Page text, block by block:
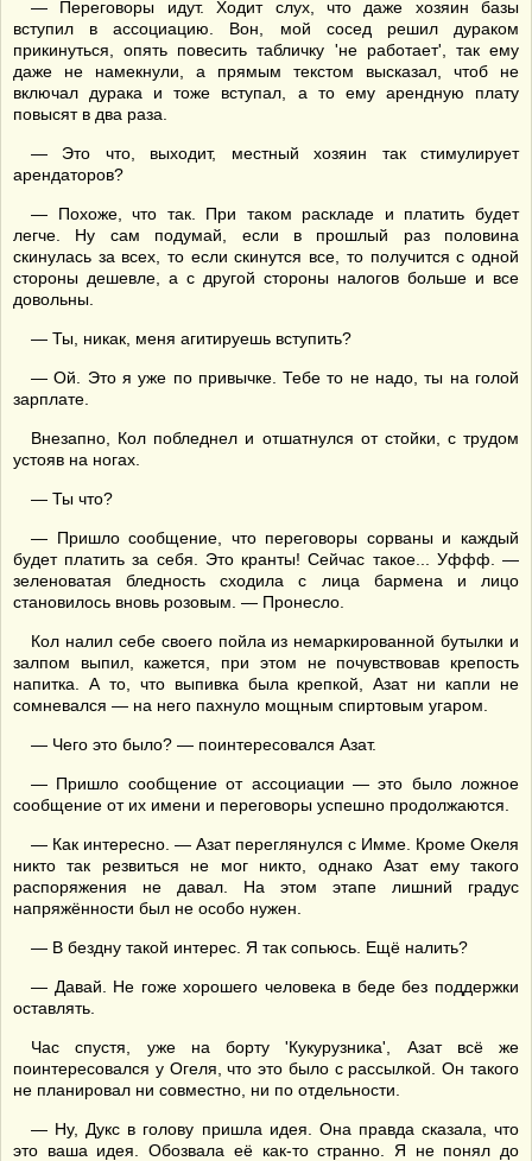
— Переговоры идут. Ходит слух, что даже хозяин базы
вступил в ассоциацию. Вон, мой сосед решил дураком
прикинуться, опять повесить табличку 'не работает', так ему
даже не намекнули, а прямым текстом высказал, чтоб не
включал дурака и тоже вступал, а то ему арендную плату
повысят в два раза.
— Это что, выходит, местный хозяин так стимулирует
арендаторов?
— Похоже, что так. При таком раскладе и платить будет
легче. Ну сам подумай, если в прошлый раз половина
скинулась за всех, то если скинутся все, то получится с одной
стороны дешевле, а с другой стороны налогов больше и все
довольны.
— Ты, никак, меня агитируешь вступить?
— Ой. Это я уже по привычке. Тебе то не надо, ты на голой
зарплате.
Внезапно, Кол побледнел и отшатнулся от стойки, с трудом
устояв на ногах.
— Ты что?
— Пришло сообщение, что переговоры сорваны и каждый
будет платить за себя. Это кранты! Сейчас такое... Уффф. —
зеленоватая бледность сходила с лица бармена и лицо
становилось вновь розовым. — Пронесло.
Кол налил себе своего пойла из немаркированной бутылки и
залпом выпил, кажется, при этом не почувствовав крепость
напитка. А то, что выпивка была крепкой, Азат ни капли не
сомневался — на него пахнуло мощным спиртовым угаром.
— Чего это было? — поинтересовался Азат.
— Пришло сообщение от ассоциации — это было ложное
сообщение от их имени и переговоры успешно продолжаются.
— Как интересно. — Азат переглянулся с Имме. Кроме Океля
никто так резвиться не мог никто, однако Азат ему такого
распоряжения не давал. На этом этапе лишний градус
напряжённости был не особо нужен.
— В бездну такой интерес. Я так сопьюсь. Ещё налить?
— Давай. Не гоже хорошего человека в беде без поддержки
оставлять.
Час спустя, уже на борту 'Кукурузника', Азат всё же
поинтересовался у Огеля, что это было с рассылкой. Он такого
не планировал ни совместно, ни по отдельности.
— Ну, Дукс в голову пришла идея. Она правда сказала, что
это ваша идея. Обозвала её как-то странно. Я не понял до